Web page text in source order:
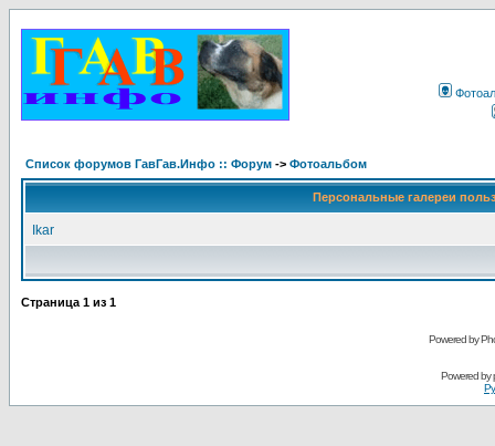
Список форумов ГавГав.Инфо :: Форум -> Фотоальбом
Персональные галереи
Ikar
Страница 1 из 1
Powered by
Powered by